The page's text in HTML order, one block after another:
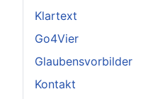
Klartext
Go4Vier
Glaubensvorbilder
Kontakt